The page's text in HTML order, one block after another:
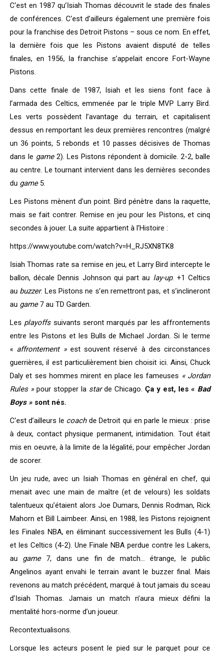
C’est en 1987 qu’Isiah Thomas découvrit le stade des finales
de conférences. C’est d’ailleurs également une première fois
pour la franchise des Detroit Pistons – sous ce nom. En effet,
la dernière fois que les Pistons avaient disputé de telles
finales, en 1956, la franchise s’appelait encore Fort-Wayne
Pistons.
Dans cette finale de 1987, Isiah et les siens font face à
l’armada des Celtics, emmenée par le triple MVP Larry Bird.
Les verts possèdent l’avantage du terrain, et capitalisent
dessus en remportant les deux premières rencontres (malgré
un 36 points, 5 rebonds et 10 passes décisives de Thomas
dans le game 2). Les Pistons répondent à domicile. 2-2, balle
au centre. Le tournant intervient dans les dernières secondes
du game 5.
Les Pistons mènent d’un point. Bird pénètre dans la raquette,
mais se fait contrer. Remise en jeu pour les Pistons, et cinq
secondes à jouer. La suite appartient à l’Histoire :
https://www.youtube.com/watch?v=H_RJ5XN8TK8
Isiah Thomas rate sa remise en jeu, et Larry Bird intercepte le
ballon, décale Dennis Johnson qui part au lay-up. +1 Celtics
au buzzer. Les Pistons ne s’en remettront pas, et s’inclineront
au game 7 au TD Garden.
Les playoffs suivants seront marqués par les affrontements
entre les Pistons et les Bulls de Michael Jordan. Si le terme
« affrontement »est souvent réservé à des circonstances
guerrières, il est particulièrement bien choisit ici. Ainsi, Chuck
Daly et ses hommes mirent en place les fameuses « Jordan
Rules »pour stopper la starde Chicago. Ça y est, les « Bad
Boys » sont nés.
C’est d’ailleurs le coachde Detroit qui en parle le mieux : prise
à deux, contact physique permanent, intimidation. Tout était
mis en oeuvre, à la limite de la légalité, pour empêcher Jordan
de scorer.
Un jeu rude, avec un Isiah Thomas en général en chef, qui
menait avec une main de maître (et de velours) les soldats
talentueux qu’étaient alors Joe Dumars, Dennis Rodman, Rick
Mahorn et Bill Laimbeer. Ainsi, en 1988, les Pistons rejoignent
les Finales NBA, en éliminant successivement les Bulls (4-1)
et les Celtics (4-2). Une Finale NBA perdue contre les Lakers,
au game 7, dans une fin de match… étrange, le public
Angelinos ayant envahi le terrain avant le buzzer final. Mais
revenons au match précédent, marqué à tout jamais du sceau
d’Isiah Thomas. Jamais un match n’aura mieux défini la
mentalité hors-norme d’un joueur.
Recontextualisons.
Lorsque les acteurs posent le pied sur le parquet pour ce